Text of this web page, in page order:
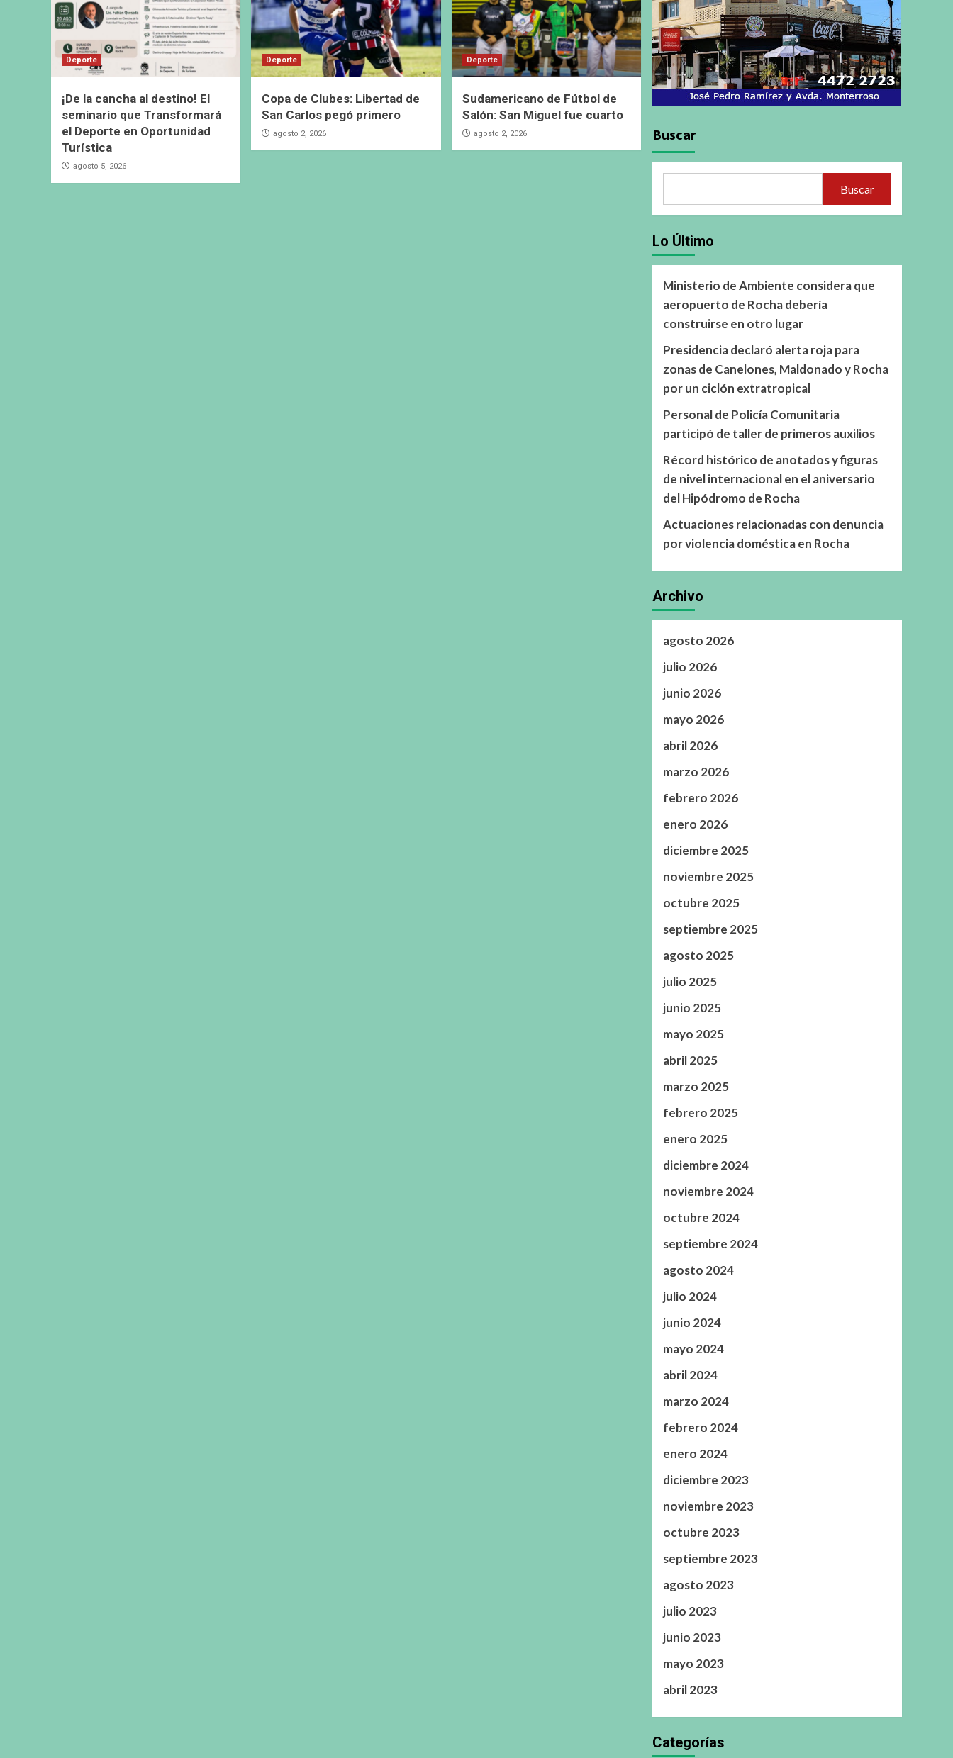
Deporte
¡De la cancha al destino! El
seminario que Transformará
el Deporte en Oportunidad
Turística
agosto 5, 2026
Deporte
Copa de Clubes: Libertad de
San Carlos pegó primero
agosto 2, 2026
Deporte
Sudamericano de Fútbol de
Salón: San Miguel fue cuarto
agosto 2, 2026 Buscar
Buscar
Lo Último
Ministerio de Ambiente considera que
aeropuerto de Rocha debería
construirse en otro lugar
Presidencia declaró alerta roja para
zonas de Canelones, Maldonado y Rocha
por un ciclón extratropical
Personal de Policía Comunitaria
participó de taller de primeros auxilios
Récord histórico de anotados y figuras
de nivel internacional en el aniversario
del Hipódromo de Rocha
Actuaciones relacionadas con denuncia
por violencia doméstica en Rocha
Archivo
agosto 2026
julio 2026
junio 2026
mayo 2026
abril 2026
marzo 2026
febrero 2026
enero 2026
diciembre 2025
noviembre 2025
octubre 2025
septiembre 2025
agosto 2025
julio 2025
junio 2025
mayo 2025
abril 2025
marzo 2025
febrero 2025
enero 2025
diciembre 2024
noviembre 2024
octubre 2024
septiembre 2024
agosto 2024
julio 2024
junio 2024
mayo 2024
abril 2024
marzo 2024
febrero 2024
enero 2024
diciembre 2023
noviembre 2023
octubre 2023
septiembre 2023
agosto 2023
julio 2023
junio 2023
mayo 2023
abril 2023
Categorías